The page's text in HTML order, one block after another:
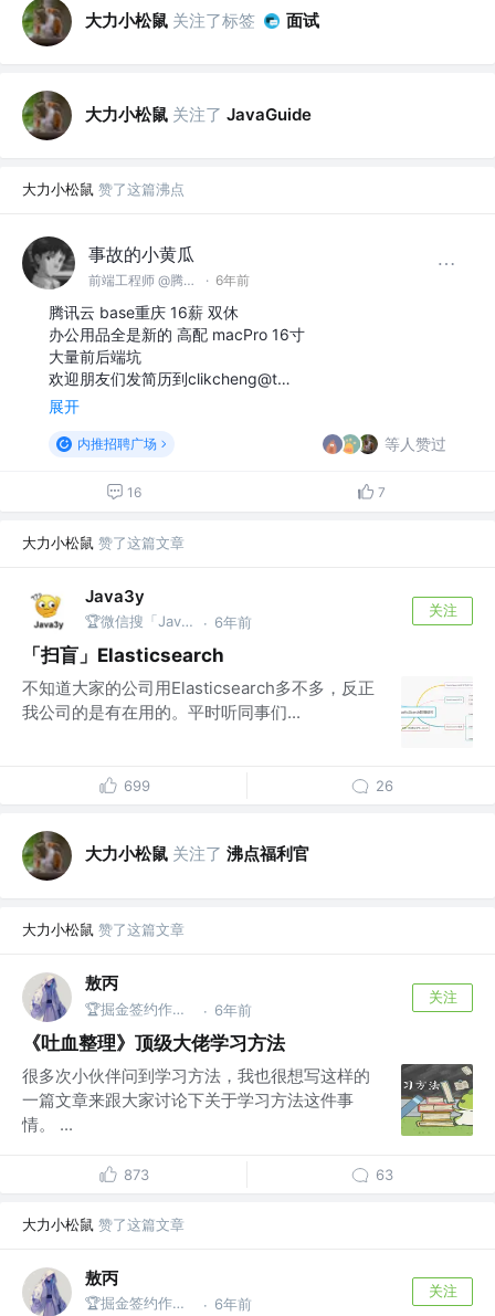
大力小松鼠 关注了标签 面试
大力小松鼠 关注了 JavaGuide
大力小松鼠 赞了这篇沸点
事故的小黄瓜
前端工程师 @腾讯云 · 6年前
腾讯云 base重庆 16薪 双休
办公用品全是新的 高配 macPro 16寸
大量前后端坑
欢迎朋友们发简历到clikcheng@t…
展开
内推招聘广场 等人赞过
16 7
大力小松鼠 赞了这篇文章
Java3y
🏆微信搜「Java3y」获取原创电子书 · 6年前
关注
「扫盲」Elasticsearch
不知道大家的公司用Elasticsearch多不多，反正
我公司的是有在用的。平时听同事们...
699 26
大力小松鼠 关注了 沸点福利官
大力小松鼠 赞了这篇文章
敖丙
🏆掘金签约作者 @微信搜：敖丙 · 6年前
关注
《吐血整理》顶级大佬学习方法
很多次小伙伴问到学习方法，我也很想写这样的
一篇文章来跟大家讨论下关于学习方法这件事
情。 ...
873 63
大力小松鼠 赞了这篇文章
敖丙
🏆掘金签约作者 @微信搜：敖丙 · 6年前
关注